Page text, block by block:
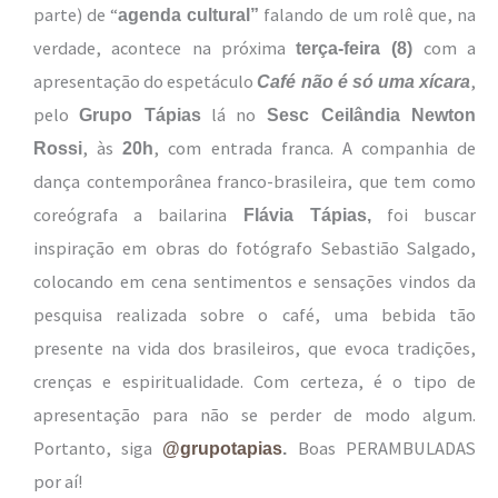
parte) de “agenda cultural” falando de um rolê que, na
verdade, acontece na próximaterça-feira (8) com a
apresentação do espetáculo Café não é só uma xícara,
peloGrupo Tápiaslá no Sesc Ceilândia Newton
Rossi, às20h, com entrada franca. A companhia de
dança contemporânea franco-brasileira, que tem como
coreógrafa a bailarina
Flávia Tápias, foi buscar
inspiração em obras do fotógrafo Sebastião Salgado,
colocando em cena sentimentos e sensações vindos da
pesquisa realizada sobre o café, uma bebida tão
presente na vida dos brasileiros, que evoca tradições,
crenças e espiritualidade. Com certeza, é o tipo de
apresentação para não se perder de modo algum.
Portanto, siga
@grupotapias
Boas PERAMBULADAS
por aí!